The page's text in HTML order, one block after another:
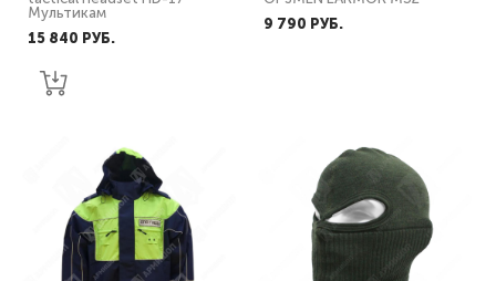
Мультикам
15 840 PУБ.
9 790 PУБ.